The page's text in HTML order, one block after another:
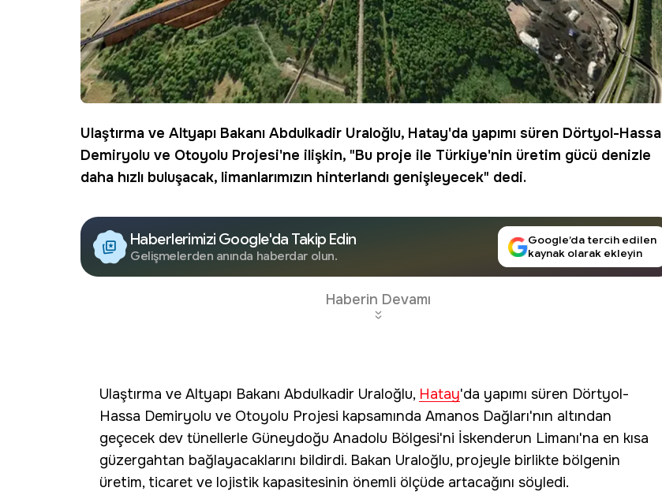
Ulaştırma ve Altyapı Bakanı Abdulkadir Uraloğlu, Hatay'da yapımı süren Dörtyol-Hassa
Demiryolu ve Otoyolu Projesi'ne ilişkin, "Bu proje ile Türkiye'nin üretim gücü denizle
daha hızlı buluşacak, limanlarımızın hinterlandı genişleyecek" dedi.
Haberlerimizi Google'da Takip Edin
Gelişmelerden anında haberdar olun.
Google’da tercih edilen
kaynak olarak ekleyin
Haberin Devamı
Ulaştırma ve Altyapı Bakanı Abdulkadir Uraloğlu, Hatay'da yapımı süren Dörtyol-
Hassa Demiryolu ve Otoyolu Projesi kapsamında Amanos Dağları'nın altından
geçecek dev tünellerle Güneydoğu Anadolu Bölgesi'ni İskenderun Limanı'na en kısa
güzergahtan bağlayacaklarını bildirdi. Bakan Uraloğlu, projeyle birlikte bölgenin
üretim, ticaret ve lojistik kapasitesinin önemli ölçüde artacağını söyledi.